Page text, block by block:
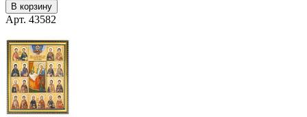
В корзину
Арт. 43582